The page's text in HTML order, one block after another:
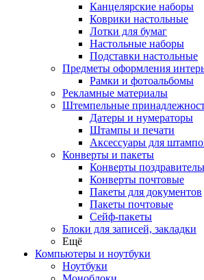
Канцелярские наборы
Коврики настольные
Лотки для бумаг
Настольные наборы
Подставки настольные
Предметы оформления
Рамки и фотоальбомы
Рекламные материалы
Штемпельные
Датеры и нумераторы
Штампы и печати
Аксессуары для
Конверты и пакеты
Конверты
Конверты почтовые
Пакеты для документов
Пакеты почтовые
Сейф-пакеты
Блоки для записей, закладки
Ещё
Компьютеры и ноутбуки
Ноутбуки